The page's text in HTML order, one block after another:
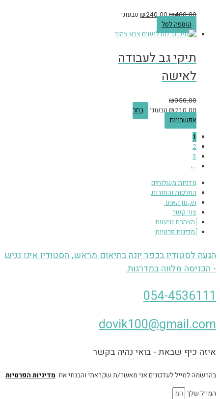
₪400.00
₪240.00
טבעוני
הוספה לסל
תיקי גב לעבודה
לאישה
₪350.00
₪210.00 טבעוני
בחר
אפשרויות
1
2
3
←
מדניות משלוחים
החלפות והחזרות
תקנון האתר
צור קשר
הצהרת נגישות
מדינות פרטיות
הגעה לסטודיו בכפר יונה בתיאום מראש, הסטודיו אינו נגיש
- הכניסה מלווה במדרגות.
054-4536111
dovik100@gmail.com
איזה כיף שבאת - בואי נהיה בקשר
בהרשמה למייל לעדכונים אני מאשר/ת שקראתי והבנתי את מדיניות הפרטיות
המייל שלך